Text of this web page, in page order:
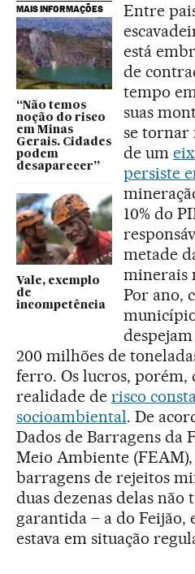
MAIS INFORMAÇÕES
“Não temos
noção do risco
em Minas
Gerais. Cidades
podem
desaparecer”
Vale, exemplo
de
incompetência
Entre
está
de
tempo
suas
se tornar
de um
persiste
10% do
metade
minerais
Por ano,
200 milhões de
ferro. Os lucros, porém,
realidade de risco
socioambiental. De
Dados de Barragens da
Meio Ambiente (FEAM),
barragens de rejeitos
duas dezenas delas não
garantida – a do Feijão,
estava em situação